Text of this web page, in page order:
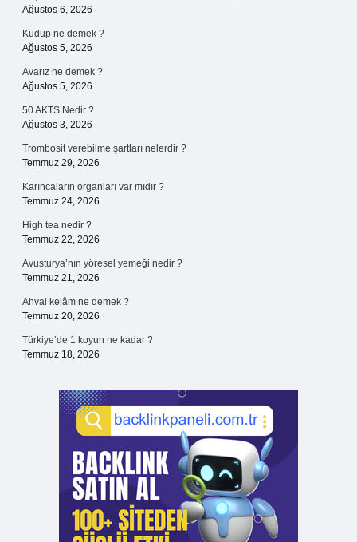
Ağustos 6, 2026
Kudup ne demek ?
Ağustos 5, 2026
Avarız ne demek ?
Ağustos 5, 2026
50 AKTS Nedir ?
Ağustos 3, 2026
Trombosit verebilme şartları nelerdir ?
Temmuz 29, 2026
Karıncaların organları var mıdır ?
Temmuz 24, 2026
High tea nedir ?
Temmuz 22, 2026
Avusturya’nın yöresel yemeği nedir ?
Temmuz 21, 2026
Ahval kelâm ne demek ?
Temmuz 20, 2026
Türkiye’de 1 koyun ne kadar ?
Temmuz 18, 2026